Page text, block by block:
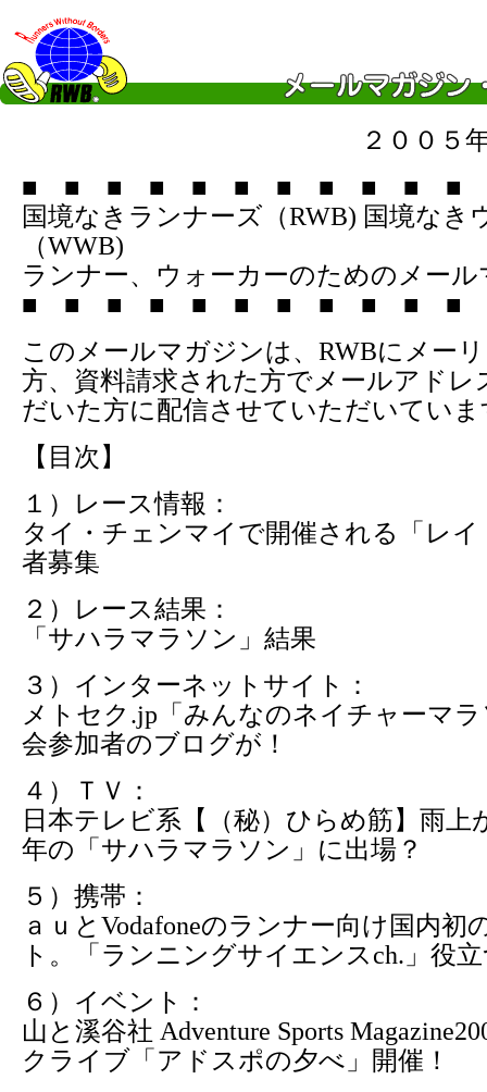
２００５
■ ■ ■ ■ ■ ■ ■ ■ ■ ■ ■
国境なきランナーズ（RWB) 国境なき
（WWB)
ランナー、ウォーカーのためのメール
■ ■ ■ ■ ■ ■ ■ ■ ■ ■ ■
このメールマガジンは、RWBにメー
方、資料請求された方でメールアドレ
だいた方に配信させていただいていま
【目次】
１）レース情報：
タイ・チェンマイで開催される「レ
者募集
２）レース結果：
「サハラマラソン」結果
３）インターネットサイト：
メトセク.jp「みんなのネイチャーマ
会参加者のブログが！
４）ＴＶ：
日本テレビ系【（秘）ひらめ筋】雨上
年の「サハラマラソン」に出場？
５）携帯：
ａｕとVodafoneのランナー向け国内初
ト。「ランニングサイエンスch.」役
６）イベント：
山と溪谷社 Adventure Sports
クライブ「アドスポの夕べ」開催！